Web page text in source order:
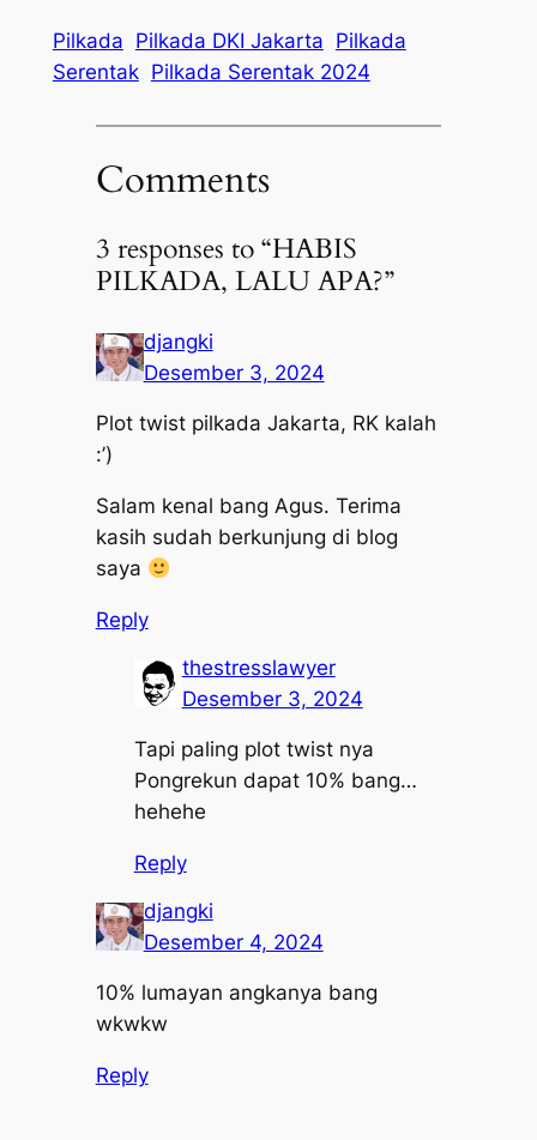
Pilkada Pilkada DKI Jakarta Pilkada
Serentak Pilkada Serentak 2024
Comments
3 responses to “HABIS
PILKADA, LALU APA?”
djangki
Desember 3, 2024
Plot twist pilkada Jakarta, RK kalah
:’)
Salam kenal bang Agus. Terima
kasih sudah berkunjung di blog
saya
Reply
thestresslawyer
Desember 3, 2024
Tapi paling plot twist nya
Pongrekun dapat 10% bang…
hehehe
Reply
djangki
Desember 4, 2024
10% lumayan angkanya bang
wkwkw
Reply